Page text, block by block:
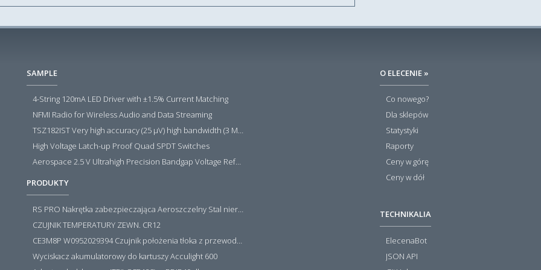
SAMPLE
4-String 120mA LED Driver with ±1.5% Current Matching
NFMI Radio for Wireless Audio and Data Streaming
TSZ182IST Very high accuracy (25 µV) high bandwidth (3 MHz) zero drift 5 V operational amplifiers
High Voltage Latch-up Proof Quad SPDT Switches
Aerospace 2.5 V Ultrahigh Precision Bandgap Voltage Reference
PRODUKTY
CZUJNIK TEMPERATURY ZEWN. CR12
Wyciskacz akumulatorowy do kartuszy Acculight 600
O ELECENIE »
Co nowego?
Dla sklepów
Statystyki
Raporty
Ceny w górę
Ceny w dół
TECHNIKALIA
ElecenaBot
JSON API